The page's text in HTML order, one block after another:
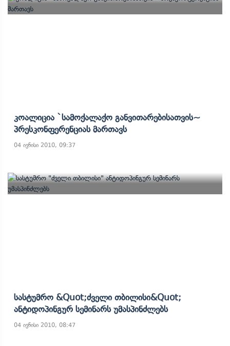
Კოალიცია `სამოქალაქო Განვითარებისათვის~
Პრესკონფერენციას Მართავს
04 ივნისი 2010, 09:37
Სასტუმრო &quot;ძველი Თბილისი&quot;
Ანტიდოპინგურ Სემინარს Უმასპინძლებს
04 ივნისი 2010, 08:47